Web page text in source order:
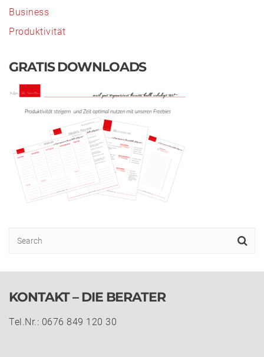
Business
Produktivität
GRATIS DOWNLOADS
KONTAKT – DIE BERATER
Tel.Nr.: 0676 849 120 30